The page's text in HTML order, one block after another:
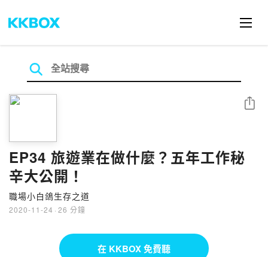
EP34 旅遊業在做什麼？五年工作秘
辛大公開！
職場小白鴿生存之道
2020-11-24 · 26 分鐘
分享
在 KKBOX 免費聽